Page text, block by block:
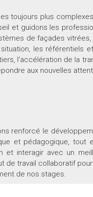
toujours plus
et guidons les
de façades
les référentiels
l'accélération de la
aux nouvelles
renforcé le
et pédagogique, tout
et interagir avec un
de travail collaboratif
de nos stages.